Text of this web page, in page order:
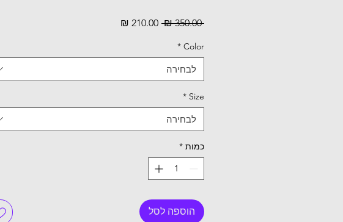
‏350.00 ‏₪
מחיר
Color
*
לבחירה
Size
*
לבחירה
כמות *
הוספה לסל